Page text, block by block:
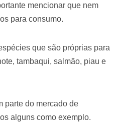
mencionar que nem
para consumo.
que são próprias para
tambaqui, salmão, piau e
parte do mercado de
alguns como exemplo.